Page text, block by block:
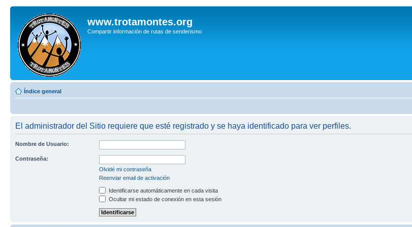
www.trotamontes.org
Compartir información de rutas de senderismo
Índice general
El administrador del Sitio requiere que esté registrado y se haya identificado para ver perfiles.
Nombre de Usuario:
Contraseña:
Olvidé mi contraseña
Reenviar email de activación
Identificarse automáticamente en cada visita
Ocultar mi estado de conexión en esta sesión